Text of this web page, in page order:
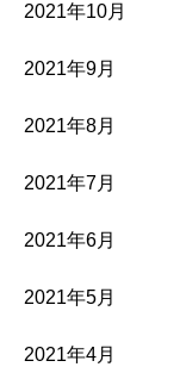
2021年10月
2021年9月
2021年8月
2021年7月
2021年6月
2021年5月
2021年4月